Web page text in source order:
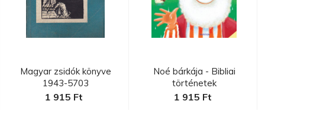
Magyar zsidók könyve
1943-5703
1 915 Ft
Noé bárkája - Bibliai
történetek
1 915 Ft